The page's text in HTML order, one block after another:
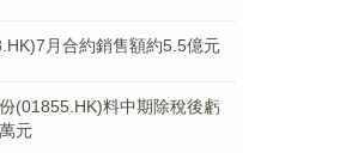
月合約銷售額約5.5億元
份(01855.HK)料中期除稅後虧
元